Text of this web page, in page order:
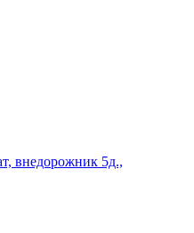
внедорожник 5д.,